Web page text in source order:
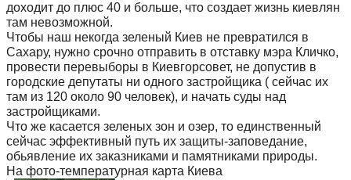
доходит до плюс 40 и больше, что создает жизнь киевлян
там невозможной.
Чтобы наш некогда зеленый Киев не превратился в
Сахару, нужно срочно отправить в отставку мэра Кличко,
провести перевыборы в Киевгорсовет, не допустив в
городские депутаты ни одного застройщика ( сейчас их
там из 120 около 90 человек), и начать суды над
застройщиками.
Что же касается зеленых зон и озер, то единственный
сейчас эффективный путь их защиты-заповедание,
обьявление их заказниками и памятниками природы.
На фото-температурная карта Киева